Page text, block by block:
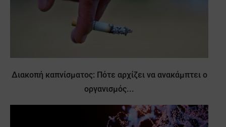
Διακοπή καπνίσματος: Πότε αρχίζει να ανακάμπτει ο
οργανισμός...